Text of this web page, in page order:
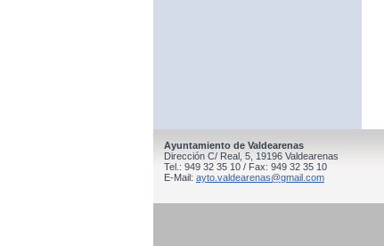
Ayuntamiento de Valdearenas
Dirección C/ Real, 5, 19196 Valdearenas
Tel.: 949 32 35 10 / Fax: 949 32 35 10
E-Mail: ayto.valdearenas@gmail.com